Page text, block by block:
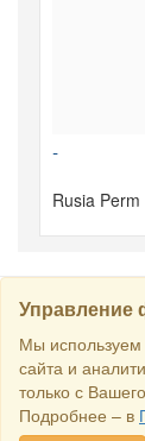
-
Rusia Perm
Управление
Мы
сайта и
только с
Подробнее – в
Semua hak
РСДС. E-